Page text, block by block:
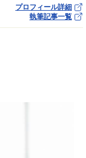
プロフィール詳細
執筆記事一覧